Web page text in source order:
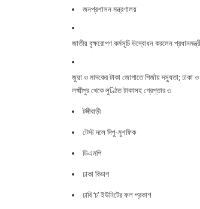
জনপ্রশাসন মন্ত্রণালয়
জাতীয় বৃক্ষরোপণ কর্মসূচি উদ্বোধন করলেন
জুয়া ও মাদকের টাকা জোগাতে গির্জায় দস্যুতা; ঢাকা ও
লক্ষ্মীপুর থেকে লুণ্ঠিত টাকাসহ গ্রেপ্তার ৩
টঙ্গীবাড়ী
টেস্ট দলে দিপু-মুশফিক
ডিএমপি
ঢাকা বিভাগ
ঢাবি ‘চ’ ইউনিটের ফল প্রকাশ